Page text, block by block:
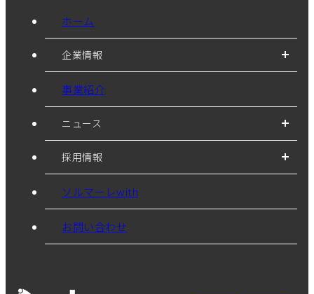
ホーム
企業情報
事業紹介
ニュース
採用情報
ソルマーレwith
お問い合わせ